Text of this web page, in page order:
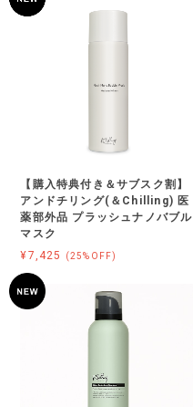
【購入特典付き＆サブスク割】
アンドチリング(＆Chilling) 医
薬部外品 プラッシュナノバブル
マスク
¥7,425
(25%OFF)